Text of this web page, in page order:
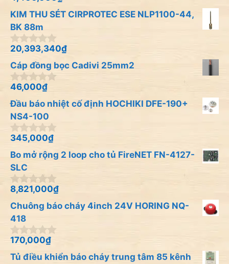
5
n
g
o
à
i
5
KIM THU SÉT CIRPROTEC ESE NLP1100-44,
BK 88m
0
n
g
o
à
5
20,393,340₫
Cáp đồng bọc Cadivi 25mm2
0
n
g
o
à
i
5
46,000₫
Đầu báo nhiệt cố định HOCHIKI DFE-190+
NS4-100
0
n
g
o
à
i
5
345,000₫
Bo mở rộng 2 loop cho tủ FireNET FN-4127-
SLC
0
n
g
o
à
i
5
8,821,000₫
Chuông báo cháy 4inch 24V HORING NQ-
418
0
n
g
170,000₫
Tủ điều khiển báo cháy trung tâm 85 kênh